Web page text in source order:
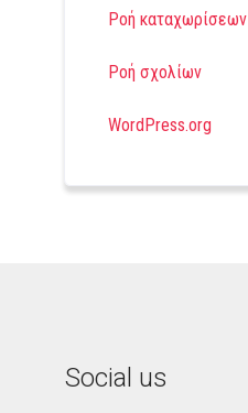
Ροή καταχωρίσεων
Ροή σχολίων
WordPress.org
Social us